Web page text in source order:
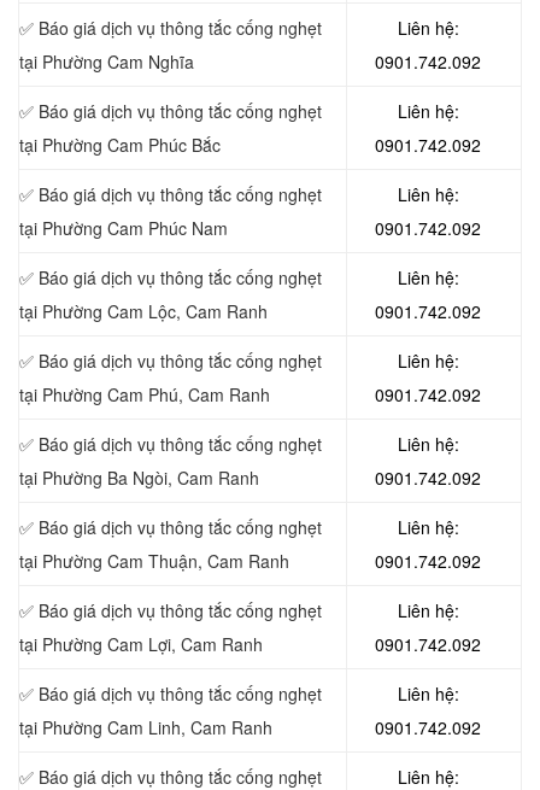
✅ Báo giá dịch vụ thông tắc cống nghẹt
tại Phường Cam Nghĩa
Liên hệ:
0901.742.092
✅ Báo giá dịch vụ thông tắc cống nghẹt
tại Phường Cam Phúc Bắc
Liên hệ:
0901.742.092
✅ Báo giá dịch vụ thông tắc cống nghẹt
tại Phường Cam Phúc Nam
Liên hệ:
0901.742.092
✅ Báo giá dịch vụ thông tắc cống nghẹt
tại Phường Cam Lộc, Cam Ranh
Liên hệ:
0901.742.092
✅ Báo giá dịch vụ thông tắc cống nghẹt
tại Phường Cam Phú, Cam Ranh
Liên hệ:
0901.742.092
✅ Báo giá dịch vụ thông tắc cống nghẹt
tại Phường Ba Ngòi, Cam Ranh
Liên hệ:
0901.742.092
✅ Báo giá dịch vụ thông tắc cống nghẹt
tại Phường Cam Thuận, Cam Ranh
Liên hệ:
0901.742.092
✅ Báo giá dịch vụ thông tắc cống nghẹt
tại Phường Cam Lợi, Cam Ranh
Liên hệ:
0901.742.092
✅ Báo giá dịch vụ thông tắc cống nghẹt
tại Phường Cam Linh, Cam Ranh
Liên hệ:
0901.742.092
✅ Báo giá dịch vụ thông tắc cống nghẹt
Liên hệ: